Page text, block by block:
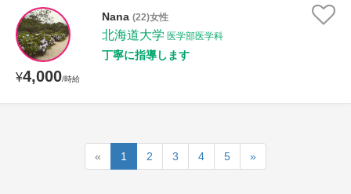
¥4,000/時給
Nana (22)女性
北海道大学 医学部医学科
丁寧に指導します
« 1 2 3 4 5 »